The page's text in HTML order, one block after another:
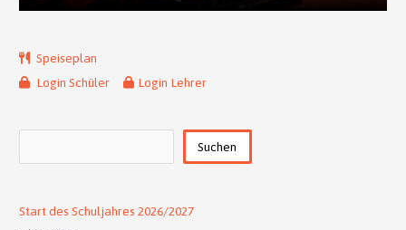
Speiseplan
Login Schüler
Login Lehrer
Suchen
Start des Schuljahres 2026/2027